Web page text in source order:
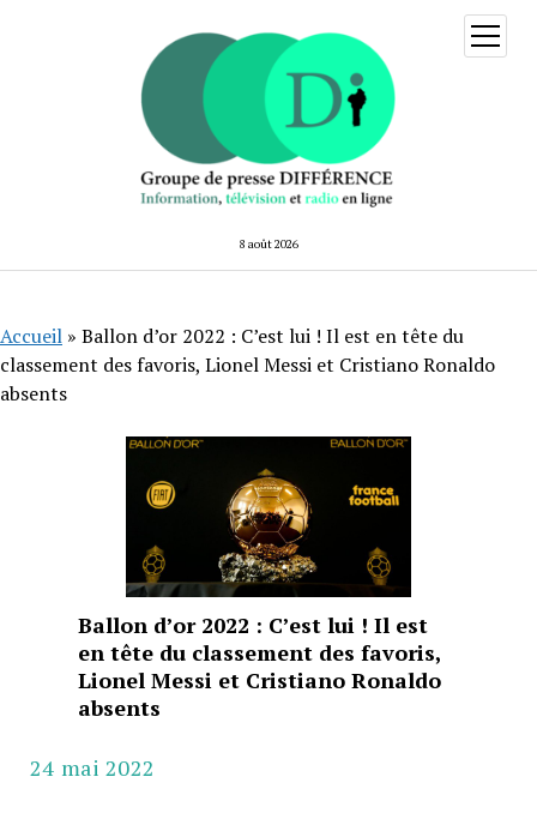
8 août 2026
ouvrir
menu
Accueil » Ballon d’or 2022 : C’est lui ! Il est en tête du
classement des favoris, Lionel Messi et Cristiano Ronaldo
absents
Ballon d’or 2022 : C’est lui ! Il est
en tête du classement des favoris,
Lionel Messi et Cristiano Ronaldo
absents
24 mai 2022